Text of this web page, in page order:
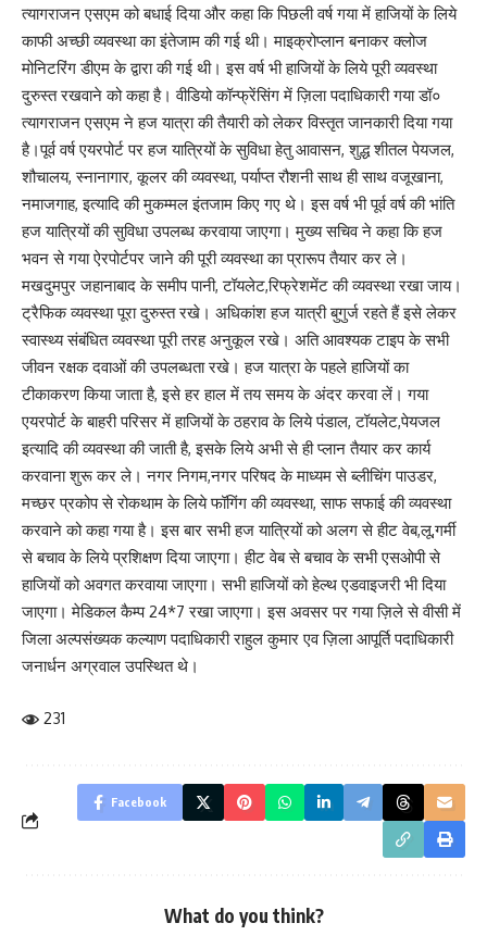
त्यागराजन एसएम को बधाई दिया और कहा कि पिछली वर्ष गया में हाजियों के लिये
काफी अच्छी व्यवस्था का इंतेजाम की गई थी। माइक्रोप्लान बनाकर क्लोज
मोनिटरिंग डीएम के द्वारा की गई थी। इस वर्ष भी हाजियों के लिये पूरी व्यवस्था
दुरुस्त रखवाने को कहा है। वीडियो कॉन्फ्रेंसिंग में ज़िला पदाधिकारी गया डॉ०
त्यागराजन एसएम ने हज यात्रा की तैयारी को लेकर विस्तृत जानकारी दिया गया
है।पूर्व वर्ष एयरपोर्ट पर हज यात्रियों के सुविधा हेतु आवासन, शुद्ध शीतल पेयजल,
शौचालय, स्नानागार, कूलर की व्यवस्था, पर्याप्त रौशनी साथ ही साथ वजूखाना,
नमाजगाह, इत्यादि की मुकम्मल इंतजाम किए गए थे। इस वर्ष भी पूर्व वर्ष की भांति
हज यात्रियों की सुविधा उपलब्ध करवाया जाएगा। मुख्य सचिव ने कहा कि हज
भवन से गया ऐरपोर्टपर जाने की पूरी व्यवस्था का प्रारूप तैयार कर ले।
मखदुमपुर जहानाबाद के समीप पानी, टॉयलेट,रिफ्रेशमेंट की व्यवस्था रखा जाय।
ट्रैफिक व्यवस्था पूरा दुरुस्त रखे। अधिकांश हज यात्री बुगुर्ज रहते हैं इसे लेकर
स्वास्थ्य संबंधित व्यवस्था पूरी तरह अनुकूल रखे। अति आवश्यक टाइप के सभी
जीवन रक्षक दवाओं की उपलब्धता रखे। हज यात्रा के पहले हाजियों का
टीकाकरण किया जाता है, इसे हर हाल में तय समय के अंदर करवा लें। गया
एयरपोर्ट के बाहरी परिसर में हाजियों के ठहराव के लिये पंडाल, टॉयलेट,पेयजल
इत्यादि की व्यवस्था की जाती है, इसके लिये अभी से ही प्लान तैयार कर कार्य
करवाना शुरू कर ले। नगर निगम,नगर परिषद के माध्यम से ब्लीचिंग पाउडर,
मच्छर प्रकोप से रोकथाम के लिये फॉगिंग की व्यवस्था, साफ सफाई की व्यवस्था
करवाने को कहा गया है। इस बार सभी हज यात्रियों को अलग से हीट वेब,लू,गर्मी
से बचाव के लिये प्रशिक्षण दिया जाएगा। हीट वेब से बचाव के सभी एसओपी से
हाजियों को अवगत करवाया जाएगा। सभी हाजियों को हेल्थ एडवाइजरी भी दिया
जाएगा। मेडिकल कैम्प 24*7 रखा जाएगा। इस अवसर पर गया ज़िले से वीसी में
जिला अल्पसंख्यक कल्याण पदाधिकारी राहुल कुमार एव ज़िला आपूर्ति पदाधिकारी
जनार्धन अग्रवाल उपस्थित थे।
231
Facebook
What do you think?